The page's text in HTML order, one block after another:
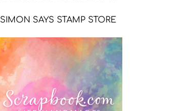
SIMON SAYS STAMP STORE